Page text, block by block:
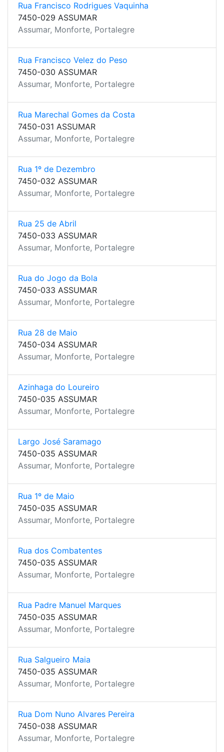
Rua Francisco Rodrigues Vaquinha
7450-029 ASSUMAR
Assumar, Monforte, Portalegre
Rua Francisco Velez do Peso
7450-030 ASSUMAR
Assumar, Monforte, Portalegre
Rua Marechal Gomes da Costa
7450-031 ASSUMAR
Assumar, Monforte, Portalegre
Rua 1º de Dezembro
7450-032 ASSUMAR
Assumar, Monforte, Portalegre
Rua 25 de Abril
7450-033 ASSUMAR
Assumar, Monforte, Portalegre
Rua do Jogo da Bola
7450-033 ASSUMAR
Assumar, Monforte, Portalegre
Rua 28 de Maio
7450-034 ASSUMAR
Assumar, Monforte, Portalegre
Azinhaga do Loureiro
7450-035 ASSUMAR
Assumar, Monforte, Portalegre
Largo José Saramago
7450-035 ASSUMAR
Assumar, Monforte, Portalegre
Rua 1º de Maio
7450-035 ASSUMAR
Assumar, Monforte, Portalegre
Rua dos Combatentes
7450-035 ASSUMAR
Assumar, Monforte, Portalegre
Rua Padre Manuel Marques
7450-035 ASSUMAR
Assumar, Monforte, Portalegre
Rua Salgueiro Maia
7450-035 ASSUMAR
Assumar, Monforte, Portalegre
Rua Dom Nuno Alvares Pereira
7450-038 ASSUMAR
Assumar, Monforte, Portalegre